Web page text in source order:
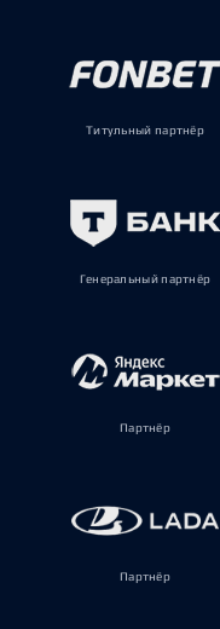
Титульный партнёр
Генеральный партнёр
Партнёр
Партнёр